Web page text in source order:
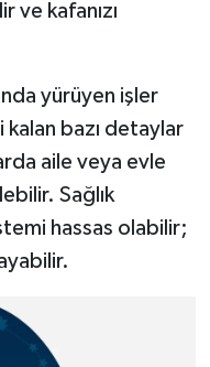
ve kafanızı
yürüyen işler
bazı detaylar
aile veya evle
Sağlık
hassas olabilir;